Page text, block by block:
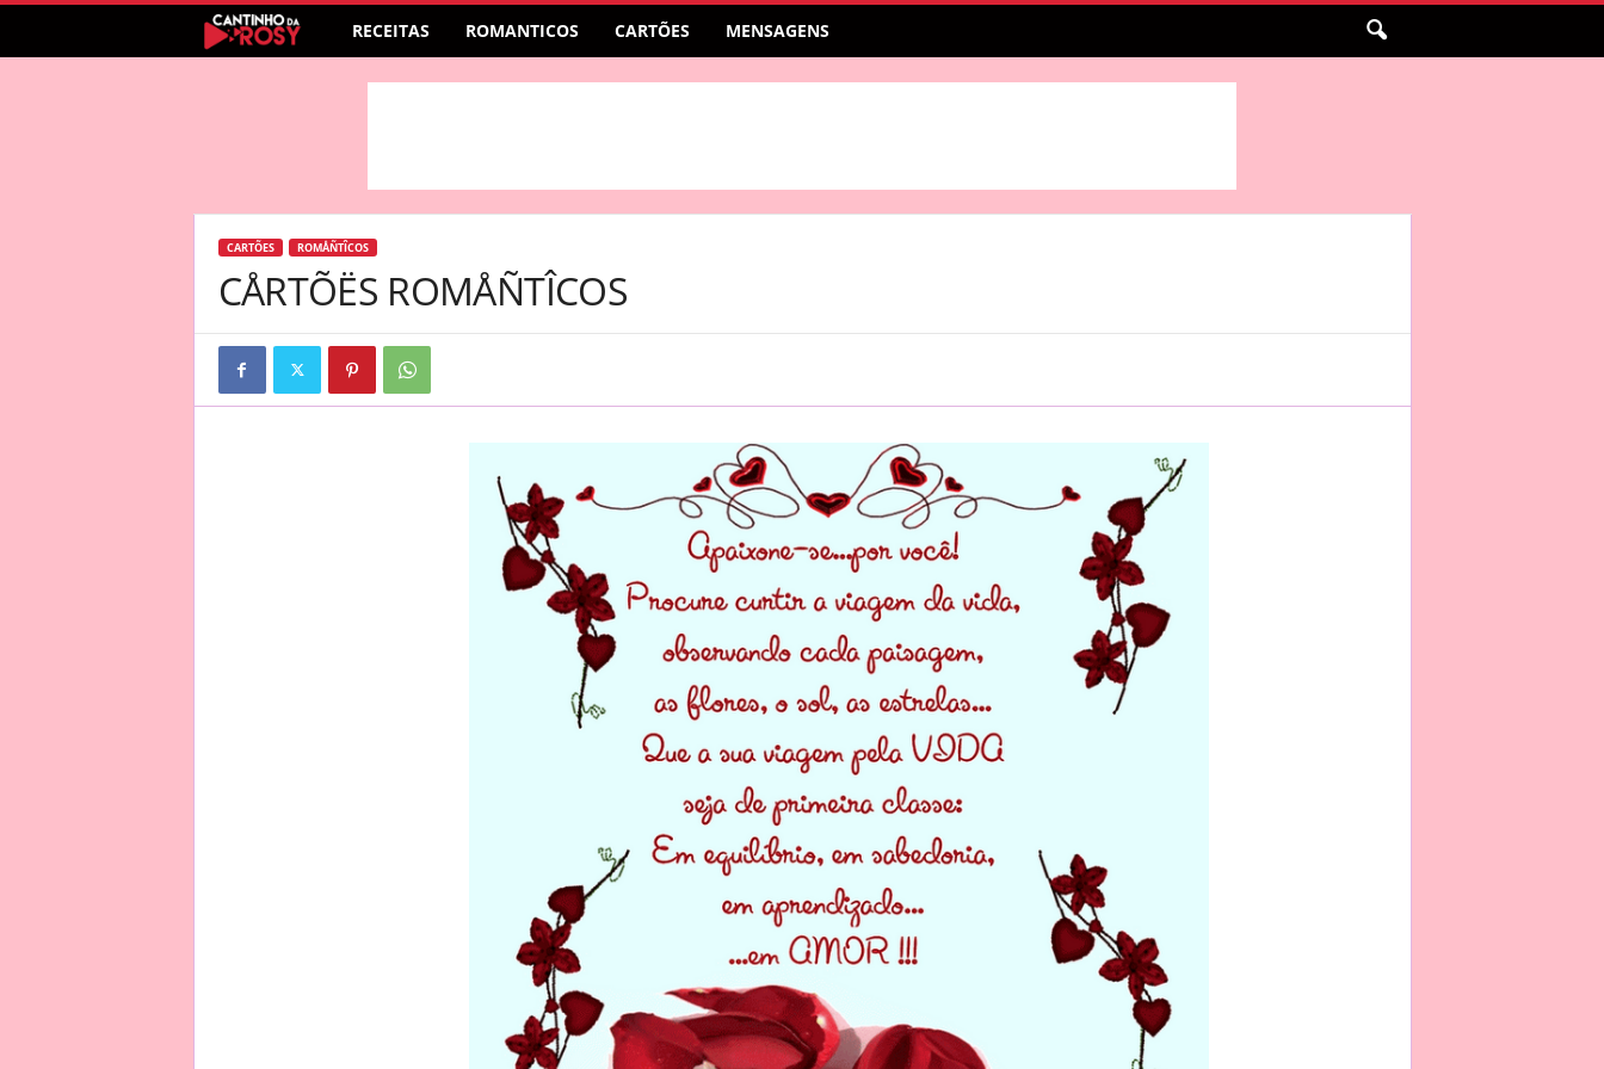
RECEITAS ROMANTICOS CARTÕES MENSAGENS
CARTÕES ROMÅÑTÎCOS
CÅRTÕËS ROMÅÑTÎCOS